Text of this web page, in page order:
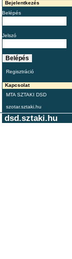
Bejelentkezés
Belépés
Jelszó
Regisztráció
Kapcsolat
MTA SZTAKI DSD
szotar.sztaki.hu
dsd.sztaki.hu